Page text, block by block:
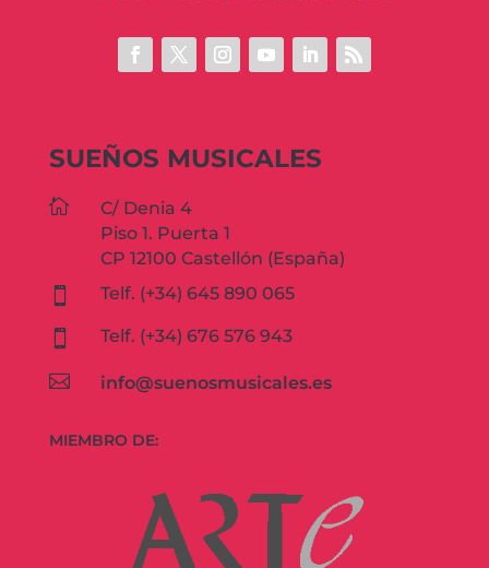
SUEÑOS MUSICALES

C/ Denia 4
Piso 1. Puerta 1
CP 12100 Castellón (España)

Telf. (+34) 645 890 065
 Telf. (+34) 676 576 943
 info@suenosmusicales.es
MIEMBRO DE: